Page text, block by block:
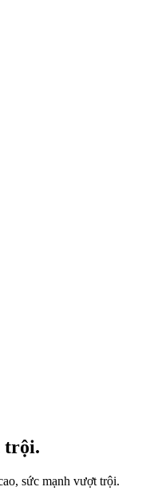
trội.
sức mạnh vượt trội.